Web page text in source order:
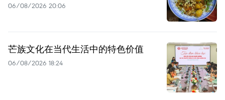
06/08/2026 20:06
芒族文化在当代生活中的特色价值
06/08/2026 18:24